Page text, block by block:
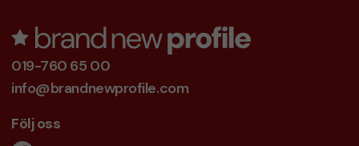
019-760 65 00
info@brandnewprofile.com
Följ oss